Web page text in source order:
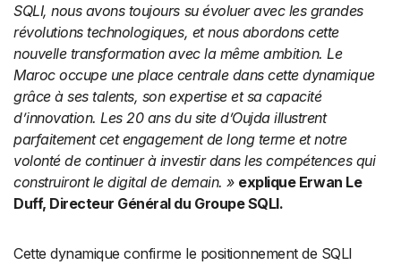
SQLI, nous avons toujours su évoluer avec les grandes
révolutions technologiques, et nous abordons cette
nouvelle transformation avec la même ambition. Le
Maroc occupe une place centrale dans cette dynamique
grâce à ses talents, son expertise et sa capacité
d’innovation. Les 20 ans du site d’Oujda illustrent
parfaitement cet engagement de long terme et notre
volonté de continuer à investir dans les compétences qui
construiront le digital de demain. » explique Erwan Le
Duff, Directeur Général du Groupe SQLI.
Cette dynamique confirme le positionnement de SQLI